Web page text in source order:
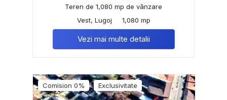
Teren de 1,080 mp de vânzare
Vest, Lugoj
1,080 mp
Vezi mai multe detalii
Comision 0% Exclusivitate